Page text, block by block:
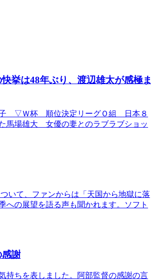
挙は48年ぶり、渡辺雄太が感極ま
子 ▽Ｗ杯 順位決定リーグＯ組 日本８
馬場雄大 女優の妻とのラブラブショッ
いて、ファンからは「天国から地獄に落
への展望を語る声も聞かれます。ソフト
感謝
持ちを表しました。阿部監督の感謝の言